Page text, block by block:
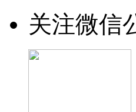
关注微信